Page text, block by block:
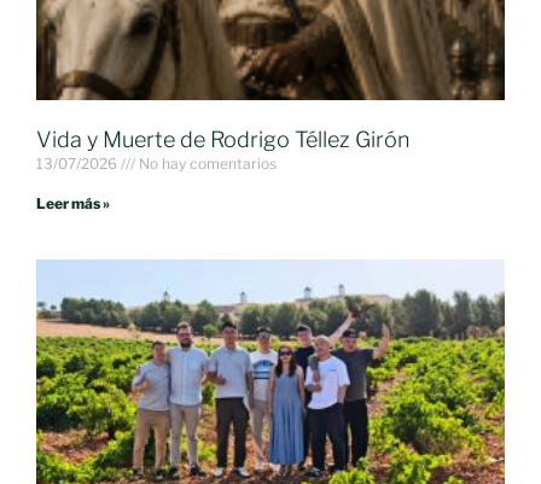
Vida y Muerte de Rodrigo Téllez Girón
13/07/2026 No hay comentarios
Leer más »